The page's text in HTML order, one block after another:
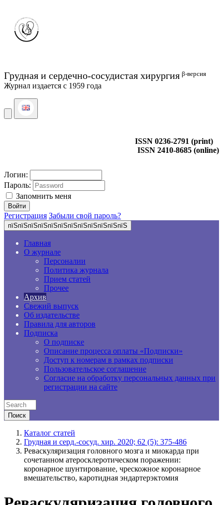
Грудная и сердечно-сосудистая хирургия β-версия
Журнал издается с 1959 года
ISSN 0236-2791 (print)
ISSN 2410-8685 (online)
Логин:
Пароль:
Запомнить меня
Регистрация Забыли свой пароль?
пїЅпїЅпїЅпїЅпїЅпїЅпїЅпїЅпїЅпїЅпїЅпїЅ
Главная
О журнале
Персоналии
Политика журнала
Прием статей
Прочее
Архив
Свежий выпуск
Об издательстве
Правила для авторов
Подписка
О подписке
Описание процесса оплаты «Подписки»
Доступ к номерам в рамках подписки
Пользовательское соглашение
Согласие на обработку персональных данных при
регистрации на сайте
Каталог статей
Грудная и серд.-сосуд. хир. 2020; 62 (5): 375-486
Реваскуляризация головного мозга и миокарда при
сочетанном атеросклеротическом поражении:
коронарное шунтирование, чрескожное коронарное
вмешательство, каротидная эндартерэктомия